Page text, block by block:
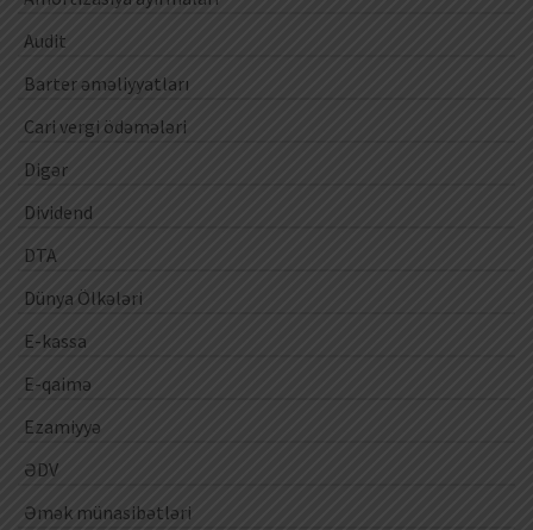
Audit
Barter əməliyyatları
Cari vergi ödəmələri
Digər
Dividend
DTA
Dünya Ölkələri
E-kassa
E-qaimə
Ezamiyyə
ƏDV
Əmək münasibətləri